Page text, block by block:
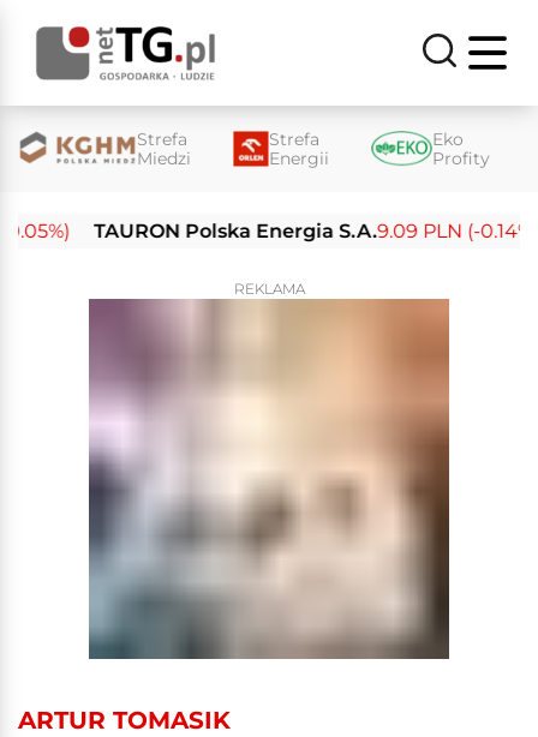
Strefa
Miedzi
Strefa
Energii
Eko
Profity
TAURON Polska Energia S.A.9.09 PLN (-0.14%)
REKLAMA
ARTUR TOMASIK